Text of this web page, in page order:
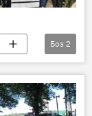
Боз 2